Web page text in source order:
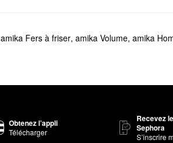
amika Fers à friser, amika Volume, amika
Obtenez l’appli
Télécharger
Recevez
Sephora
S’inscrire